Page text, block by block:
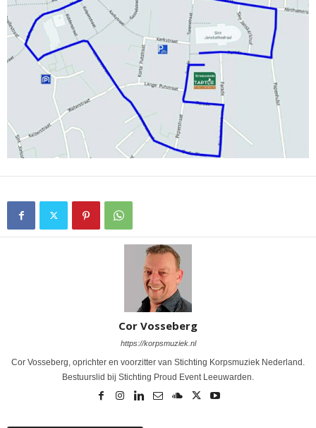
Cor Vosseberg
https://korpsmuziek.nl
Cor Vosseberg, oprichter en voorzitter van Stichting Korpsmuziek Nederland.
Bestuurslid bij Stichting Proud Event Leeuwarden.